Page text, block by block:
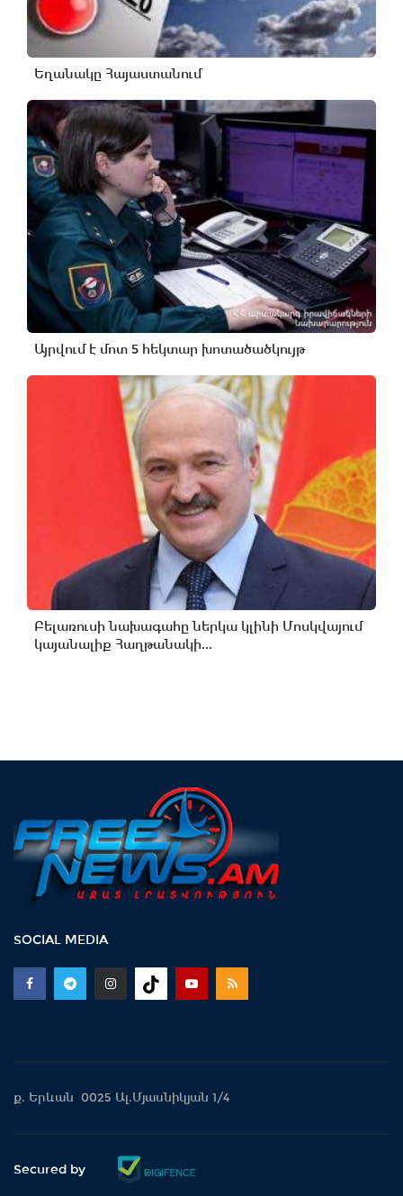
Եղանակը Հայաստանում
Այրվում է մոտ 5 հեկտար խոտածածկույթ
Բելառուսի նախագահը ներկա կլինի Մոսկվայում
կայանալիք Հաղթանակի...
SOCIAL MEDIA
ք. Երևան 0025 Ալ.Մյասնիկյան 1/4
Secured by